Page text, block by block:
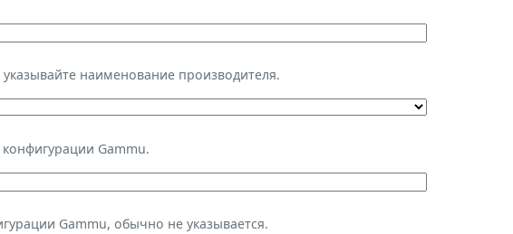
наименование производителя.
Gammu.
Gammu, обычно не указывается.